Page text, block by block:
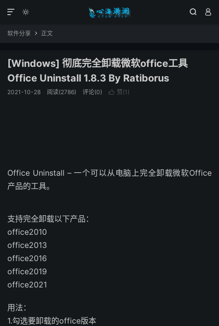
  

软件分享  正文
[Windows] 彻底完全卸载微软office工具
Office Uninstall 1.8.3 By Ratiborus
2021-10-28 阅读(2786) 评论(0)  赞(1 )
Office Uninstall – 一个可以从电脑上完全卸载微软Office
产品的工具。
支持完全卸载以下产品：
office2010
office2013
office2016
office2019
office2021
用法：
1.勾选要卸载的office版本